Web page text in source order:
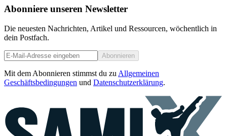
Abonniere unseren Newsletter
Die neuesten Nachrichten, Artikel und Ressourcen, wöchentlich in
dein Postfach.
Abonnieren
Mit dem Abonnieren stimmst du zu Allgemeinen
Geschäftsbedingungen und Datenschutzerklärung.